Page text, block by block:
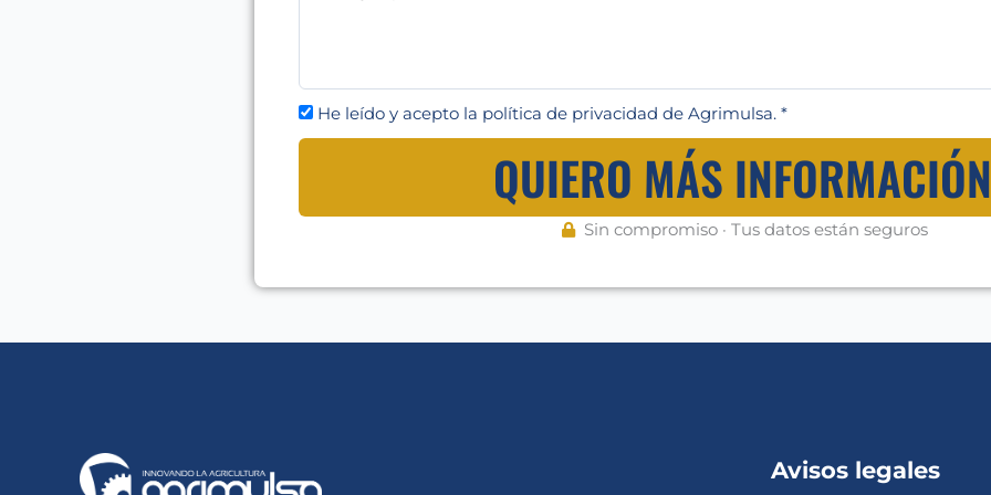
He leído y acepto la política de privacidad de Agrimulsa. *
QUIERO MÁS
Sin compromiso · Tus datos están seguros
Avisos legales